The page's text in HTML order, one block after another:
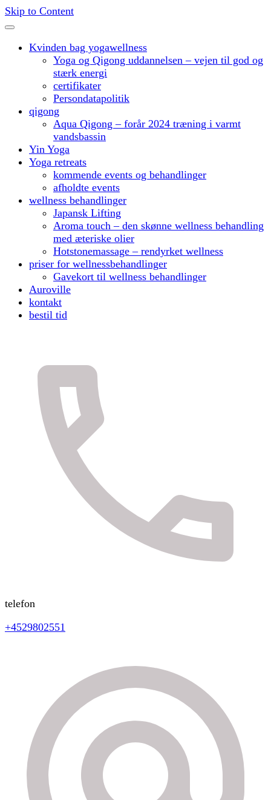
Skip to Content
Kvinden bag yogawellness
Yoga og Qigong uddannelsen – vejen til god og
stærk energi
certifikater
Persondatapolitik
qigong
Aqua Qigong – forår 2024 træning i varmt
vandsbassin
Yin Yoga
Yoga retreats
kommende events og behandlinger
afholdte events
wellness behandlinger
Japansk Lifting
Aroma touch – den skønne wellness behandling
med æteriske olier
Hotstonemassage – rendyrket wellness
priser for wellnessbehandlinger
Gavekort til wellness behandlinger
Auroville
kontakt
bestil tid
telefon
+4529802551